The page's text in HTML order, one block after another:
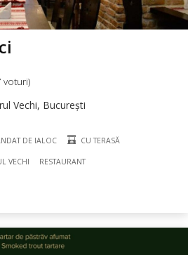
voturi)
Vechi, București
DE IALOC CU TERASĂ
VECHI RESTAURANT